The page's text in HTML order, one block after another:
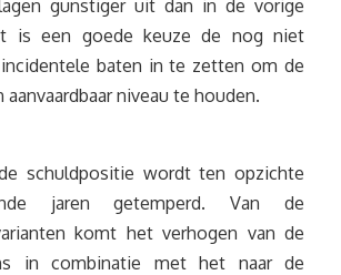
gunstiger uit dan in de vorige
is een goede keuze de nog niet
baten in te zetten om de
niveau te houden.
schuldpositie wordt ten opzichte
jaren getemperd. Van de
komt het verhogen van de
in combinatie met het naar de